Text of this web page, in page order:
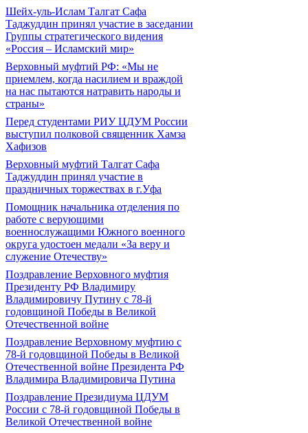
Шейх-уль-Ислам Талгат Сафа
Таджуддин принял участие в заседании
Группы стратегического видения
«Россия – Исламский мир»
Верховный муфтий РФ: «Мы не
приемлем, когда насилием и враждой
на нас пытаются натравить народы и
страны»
Перед студентами РИУ ЦДУМ России
выступил полковой священник Хамза
Хафизов
Верховный муфтий Талгат Сафа
Таджуддин принял участие в
праздничных торжествах в г.Уфа
Помощник начальника отделения по
работе с верующими
военнослужащими Южного военного
округа удостоен медали «За веру и
служение Отечеству»
Поздравление Верховного муфтия
Президенту РФ Владимиру
Владимировичу Путину с 78-й
годовщиной Победы в Великой
Отечественной войне
Поздравление Верховному муфтию с
78-й годовщиной Победы в Великой
Отечественной войне Президента РФ
Владимира Владимировича Путина
Поздравление Президиума ЦДУМ
России с 78-й годовщиной Победы в
Великой Отечественной войне